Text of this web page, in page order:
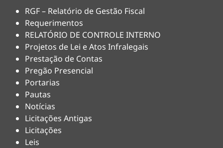
RGF – Relatório de Gestão Fiscal
Requerimentos
RELATÓRIO DE CONTROLE INTERNO
Projetos de Lei e Atos Infralegais
Prestação de Contas
Pregão Presencial
Portarias
Pautas
Notícias
Licitações Antigas
Licitações
Leis